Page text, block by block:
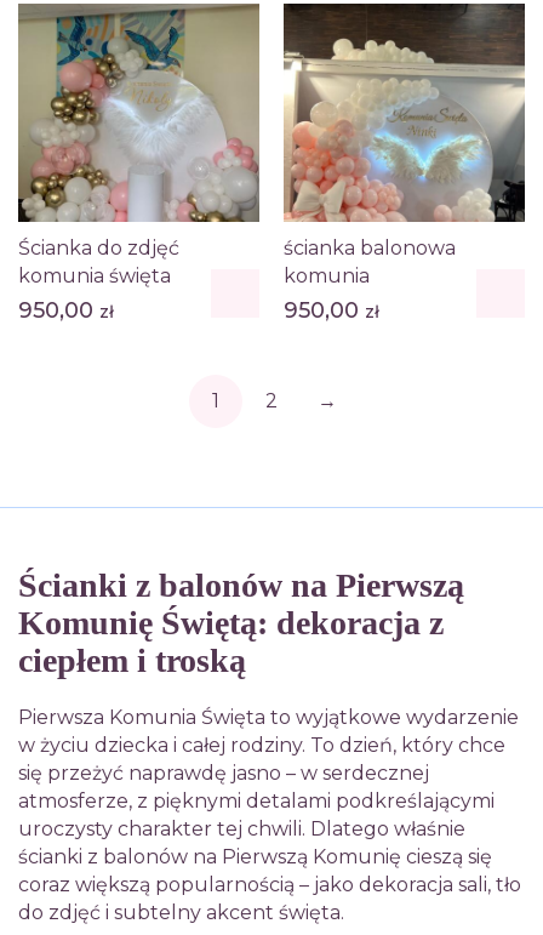
Ścianka do zdjęć
komunia święta
950,00 zł
ścianka balonowa
komunia
950,00 zł
1 2 →
Ścianki z balonów na Pierwszą
Komunię Świętą: dekoracja z
ciepłem i troską
Pierwsza Komunia Święta to wyjątkowe wydarzenie
w życiu dziecka i całej rodziny. To dzień, który chce
się przeżyć naprawdę jasno – w serdecznej
atmosferze, z pięknymi detalami podkreślającymi
uroczysty charakter tej chwili. Dlatego właśnie
ścianki z balonów na Pierwszą Komunię cieszą się
coraz większą popularnością – jako dekoracja sali, tło
do zdjęć i subtelny akcent święta.